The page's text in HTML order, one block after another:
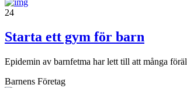
24
Starta ett gym för barn
Epidemin av barnfetma har lett till att många
Barnens Företag